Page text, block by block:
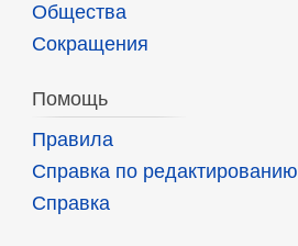
Общества
Сокращения
Помощь
Правила
Справка по редактированию
Справка